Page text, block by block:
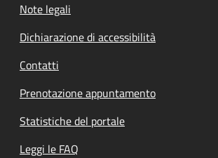
Note legali
Dichiarazione di accessibilità
Contatti
Prenotazione appuntamento
Statistiche del portale
Leggi le FAQ